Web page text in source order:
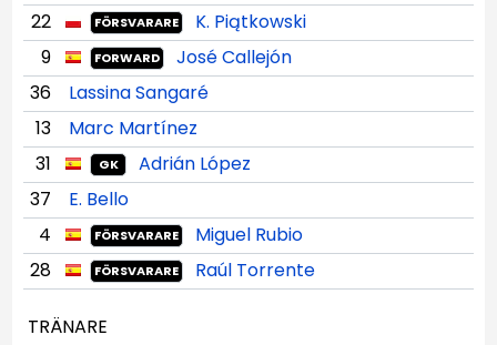
22 FÖRSVARARE
K. Piątkowski
9
FORWARD
José Callejón
36
Lassina Sangaré
13
Marc Martínez
31
GK
Adrián López
37
E. Bello
4
FÖRSVARARE
Miguel Rubio
28
FÖRSVARARE Raúl Torrente
TRÄNARE